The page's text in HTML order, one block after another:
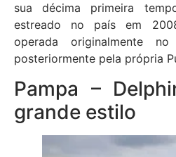
sua décima primeira
estreado no país em
operada originalmente
posteriormente pela própria
Pampa –
grande estilo